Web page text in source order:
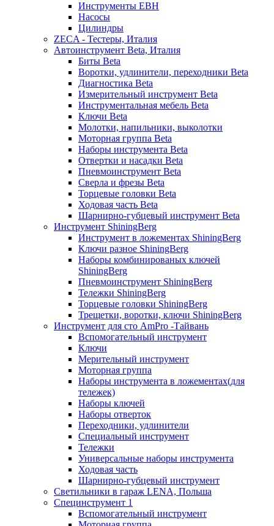
Инструменты EBH
Насосы
Цилиндры
ZECA - Тестеры, Италия
Автоинструмент Beta, Италия
Биты Beta
Воротки, удлинители, переходники Beta
Диагностика Beta
Измерительный инструмент Beta
Инструментальная мебель Beta
Ключи Beta
Молотки, напильники, выколотки
Моторная группа Beta
Наборы инструмента Beta
Отвертки и насадки Beta
Пневмоинструмент Beta
Сверла и фрезы Beta
Торцевые головки Beta
Ходовая часть Beta
Шарнирно-губцевый инструмент Beta
Инструмент ShiningBerg
Инструмент в ложементах ShiningBerg
Ключи разное ShiningBerg
Наборы комбинированых ключей
ShiningBerg
Пневмоинструмент ShiningBerg
Тележки ShiningBerg
Торцевые головки ShiningBerg
Трещетки, воротки, ключи ShiningBerg
Инструмент для сто AmPro -Тайвань
Вспомогательный инструмент
Ключи
Мерительный инструмент
Моторная группа
Наборы инструмента в ложементах(для
тележек)
Наборы ключей
Наборы отверток
Переходники, удлинители
Специальный инструмент
Тележки
Универсальные наборы инструмента
Ходовая часть
Шарнирно-губцевый инструмент
Светильники в гараж LENA, Польша
Специнструмент 1
Вспомогательный инструмент